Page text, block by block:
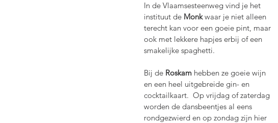
In de Vlaamsesteenweg vind je het
instituut de Monk waar je niet alleen
terecht kan voor een goeie pint, maar
ook met lekkere hapjes erbij of een
smakelijke spaghetti.
Bij de Roskam hebben ze goeie wijn
en een heel uitgebreide gin- en
cocktailkaart.  Op vrijdag of zaterdag
worden de dansbeentjes al eens
rondgezwierd en op zondag zijn hier